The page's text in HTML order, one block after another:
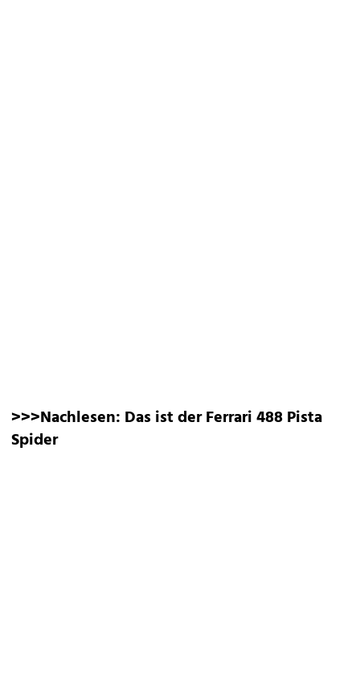
>>>Nachlesen: Das ist der Ferrari 488 Pista
Spider